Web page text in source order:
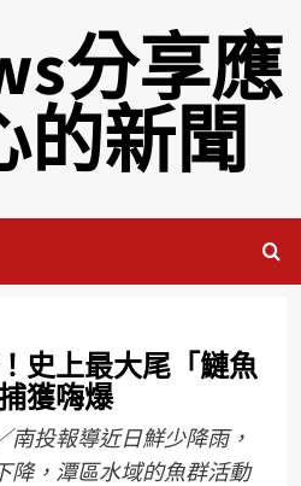
分享應
的新聞
史上最大尾「鰱魚
獲嗨爆
南投報導近日鮮少降雨，
降，潭區水域的魚群活動